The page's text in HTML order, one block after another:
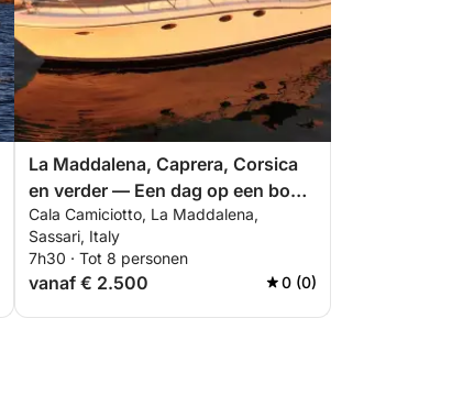
La Maddalena, Caprera, Corsica
en verder — Een dag op een boot
te midden van de mooiste zeeën
van de Middellandse Zee
Cala Camiciotto, La Maddalena,
Sassari, Italy
7h30 · Tot 8 personen
vanaf € 2.500 0 (0)